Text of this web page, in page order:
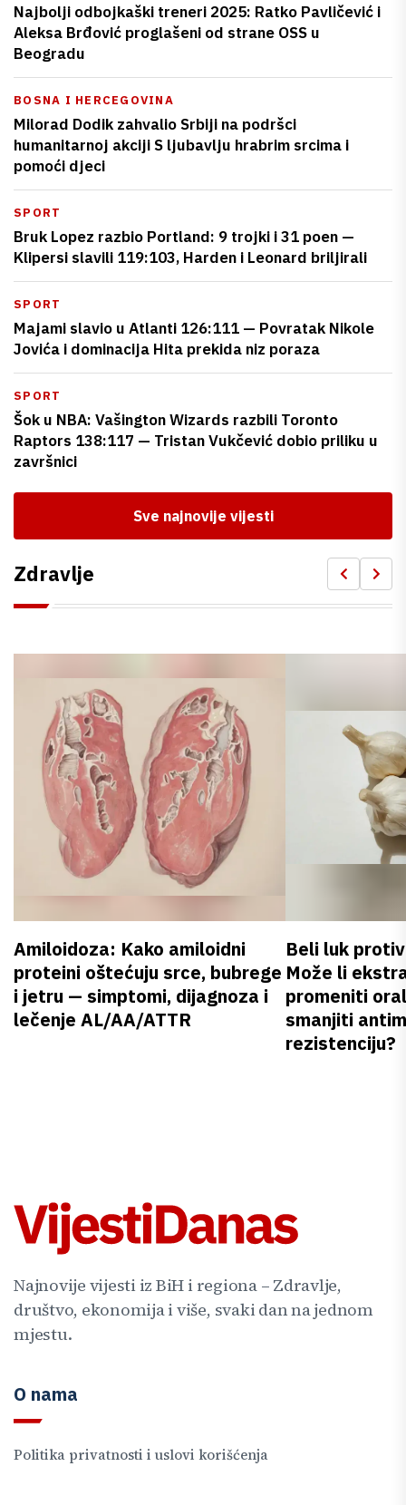
Najbolji odbojkaški treneri 2025: Ratko Pavličević i
Aleksa Brđović proglašeni od strane OSS u
Beogradu
BOSNA I HERCEGOVINA
Milorad Dodik zahvalio Srbiji na podršci
humanitarnoj akciji S ljubavlju hrabrim srcima i
pomoći djeci
SPORT
Bruk Lopez razbio Portland: 9 trojki i 31 poen —
Klipersi slavili 119:103, Harden i Leonard briljirali
SPORT
Majami slavio u Atlanti 126:111 — Povratak Nikole
Jovića i dominacija Hita prekida niz poraza
SPORT
Šok u NBA: Vašington Wizards razbili Toronto
Raptors 138:117 — Tristan Vukčević dobio priliku u
završnici
Sve najnovije vijesti
Zdravlje
Amiloidoza: Kako amiloidni
proteini oštećuju srce, bubrege
i jetru — simptomi, dijagnoza i
lečenje AL/AA/ATTR
Beli luk
Može li
promeniti
smanjiti
rezistenciju?
Najnovije vijesti iz BiH i regiona – Zdravlje,
društvo, ekonomija i više, svaki dan na jednom
mjestu.
O nama
Politika privatnosti i uslovi korišćenja